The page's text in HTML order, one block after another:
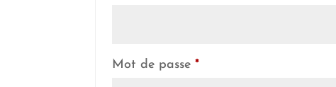
Mot de passe*Obligatoire